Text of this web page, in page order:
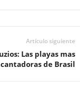
Artículo siguiente
Las playas mas
de Brasil